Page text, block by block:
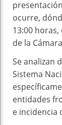
ocurre,
13:00 horas,
de la
Se analizan
Sistema
entidades
e incidencia